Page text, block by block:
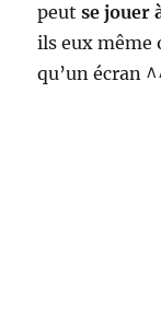
peutse jouer
ils eux même
qu’un écran